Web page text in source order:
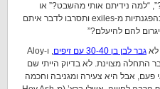
“למה נידיתם אותי מהשבט?” או
“באמת נראה לכם שאם פשוט תתעלמו בהפגנתיות מ-exiles ותסרבו לדבר איתם
להם להיעלם?”
לא גבר לבן בן 30-40 עם זיפים
, ו-Aloy
אז זו כבר התחלה מצוינת. לא בדיוק הייתי שם
פעם, אבל היא צעירה ומגניבה וחכמה